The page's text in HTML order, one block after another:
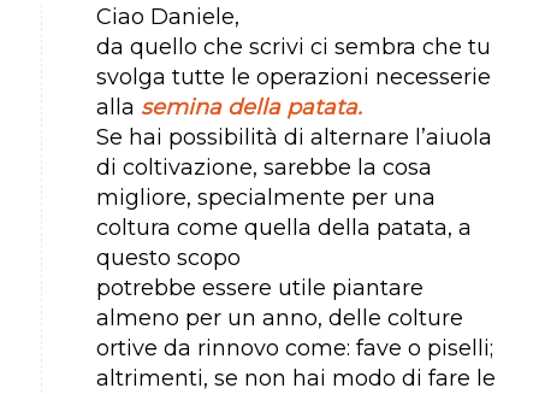
Ciao Daniele,
da quello che scrivi ci sembra che tu
svolga tutte le operazioni necesserie
alla semina della patata.
Se hai possibilità di alternare l’aiuola
di coltivazione, sarebbe la cosa
migliore, specialmente per una
coltura come quella della patata, a
questo scopo
potrebbe essere utile piantare
almeno per un anno, delle colture
ortive da rinnovo come: fave o piselli;
altrimenti, se non hai modo di fare le